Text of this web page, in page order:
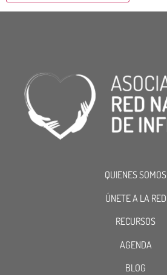
QUIENES SOMOS
ÚNETE A LA RED
RECURSOS
AGENDA
BLOG